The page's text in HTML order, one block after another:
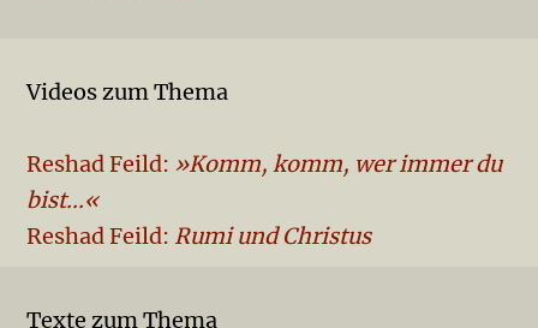
Videos zum Thema
Reshad Feild: »Komm, komm, wer immer du
bist...«
Reshad Feild: Rumi und Christus
Texte zum Thema